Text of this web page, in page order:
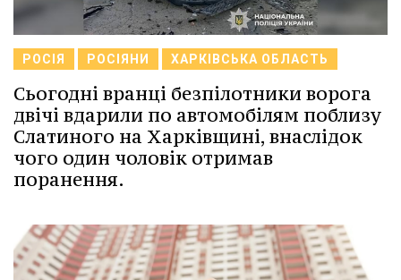
РОСІЯ РОСІЯНИ ХАРКІВСЬКА ОБЛАСТЬ
Сьогодні вранці безпілотники ворога
двічі вдарили по автомобілям поблизу
Слатиного на Харківщині, внаслідок
чого один чоловік отримав
поранення.